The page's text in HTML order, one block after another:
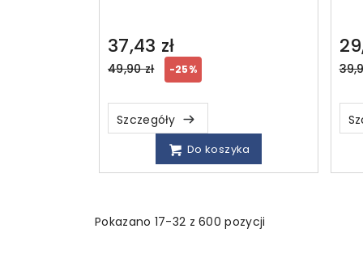
37,43 zł
Regular
49,90 zł -25%
Szczegóły
Do koszyka
Pokazano 17-32 z 600 pozycji